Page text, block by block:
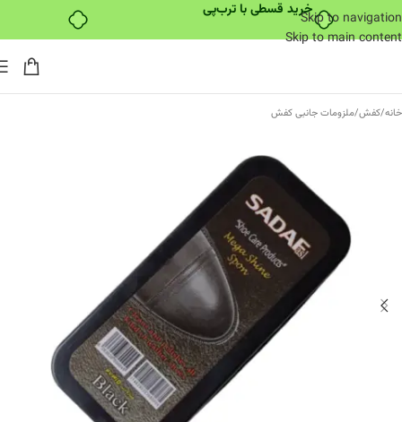
خرید قسطی با ترب‌پیSkip to navigation
Skip to main content
خانه/کفش/ملزومات جانبی کفش